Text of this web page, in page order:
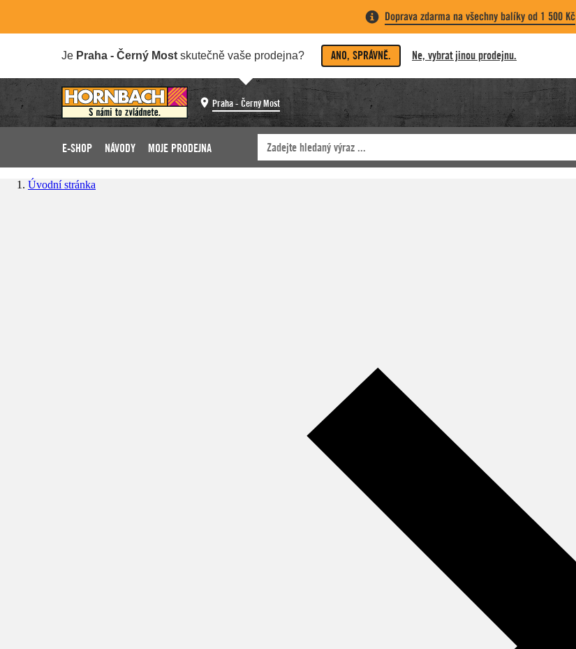
Doprava zdarma na všechny balíky od 1 500 Kč
Je Praha - Černý Most skutečně vaše prodejna? ANO, SPRÁVNĚ. Ne, vybrat jinou prodejnu.
Praha - Černý Most
E-SHOP NÁVODY MOJE PRODEJNA
Úvodní stránka